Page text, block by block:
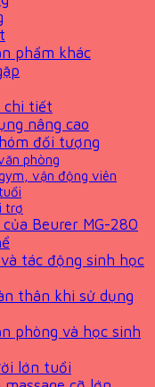
phẩm khác
chi tiết
nâng cao
đối tượng
phòng
vận động viên
trợ
Beurer MG-280
tác động sinh học
thân khi sử dụng
phòng và học sinh
lớn tuổi